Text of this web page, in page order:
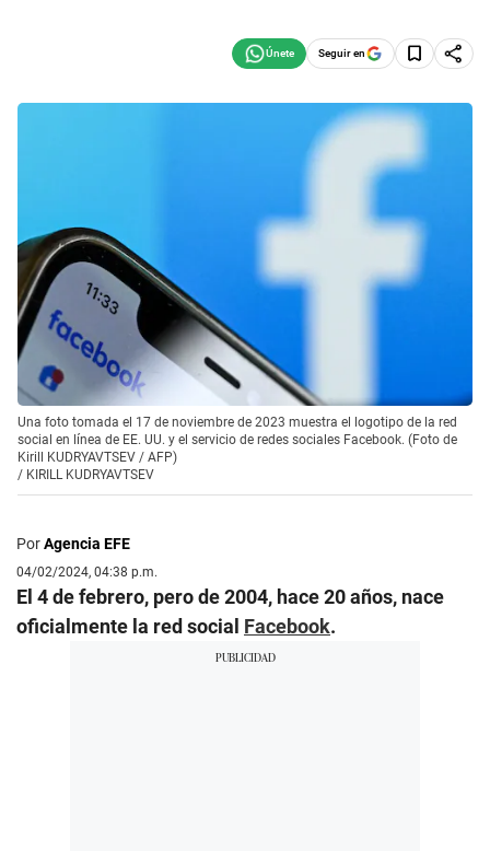
Seguir en
Una foto tomada el 17 de noviembre de 2023 muestra el logotipo de la red
social en línea de EE. UU. y el servicio de redes sociales Facebook. (Foto de
Kirill KUDRYAVTSEV / AFP)
/ KIRILL KUDRYAVTSEV
PorAgencia EFE
04/02/2024, 04:38 p.m.
El 4 de febrero, pero de 2004, hace 20 años, nace
oficialmente la red social Facebook.